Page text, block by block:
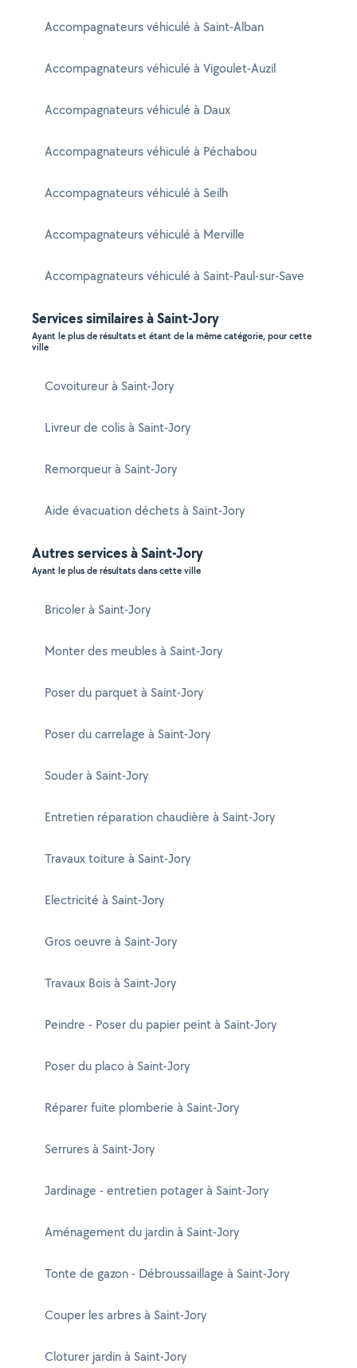
Accompagnateurs véhiculé à Saint-Alban
Accompagnateurs véhiculé à Vigoulet-Auzil
Accompagnateurs véhiculé à Daux
Accompagnateurs véhiculé à Péchabou
Accompagnateurs véhiculé à Seilh
Accompagnateurs véhiculé à Merville
Accompagnateurs véhiculé à Saint-Paul-sur-Save
Services similaires à Saint-Jory
Ayant le plus de résultats et étant de la même catégorie, pour cette
ville
Covoitureur à Saint-Jory
Livreur de colis à Saint-Jory
Remorqueur à Saint-Jory
Aide évacuation déchets à Saint-Jory
Autres services à Saint-Jory
Ayant le plus de résultats dans cette ville
Bricoler à Saint-Jory
Monter des meubles à Saint-Jory
Poser du parquet à Saint-Jory
Poser du carrelage à Saint-Jory
Souder à Saint-Jory
Entretien réparation chaudière à Saint-Jory
Travaux toiture à Saint-Jory
Electricité à Saint-Jory
Gros oeuvre à Saint-Jory
Travaux Bois à Saint-Jory
Peindre - Poser du papier peint à Saint-Jory
Poser du placo à Saint-Jory
Réparer fuite plomberie à Saint-Jory
Serrures à Saint-Jory
Jardinage - entretien potager à Saint-Jory
Aménagement du jardin à Saint-Jory
Tonte de gazon - Débroussaillage à Saint-Jory
Couper les arbres à Saint-Jory
Cloturer jardin à Saint-Jory